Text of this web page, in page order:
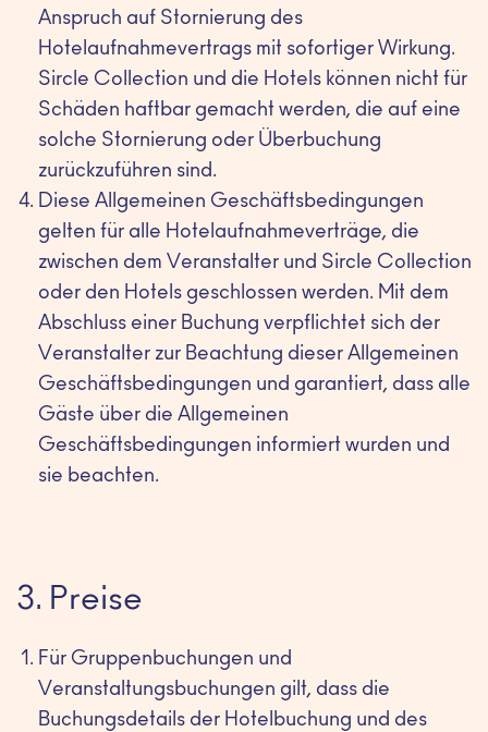
Anspruch auf Stornierung des
Hotelaufnahmevertrags mit sofortiger Wirkung.
Sircle Collection und die Hotels können nicht für
Schäden haftbar gemacht werden, die auf eine
solche Stornierung oder Überbuchung
zurückzuführen sind.
Diese Allgemeinen Geschäftsbedingungen
gelten für alle Hotelaufnahmeverträge, die
zwischen dem Veranstalter und Sircle Collection
oder den Hotels geschlossen werden. Mit dem
Abschluss einer Buchung verpflichtet sich der
Veranstalter zur Beachtung dieser Allgemeinen
Geschäftsbedingungen und garantiert, dass alle
Gäste über die Allgemeinen
Geschäftsbedingungen informiert wurden und
sie beachten.
3. Preise
Für Gruppenbuchungen und
Veranstaltungsbuchungen gilt, dass die
Buchungsdetails der Hotelbuchung und des